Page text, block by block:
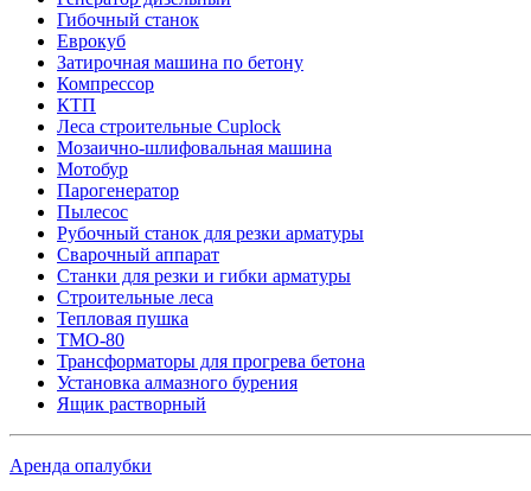
Гибочный станок
Еврокуб
Затирочная машина по бетону
Компрессор
КТП
Леса строительные Cuplock
Мозаично-шлифовальная машина
Мотобур
Парогенератор
Пылесос
Рубочный станок для резки арматуры
Сварочный аппарат
Станки для резки и гибки арматуры
Строительные леса
Тепловая пушка
ТМО-80
Трансформаторы для прогрева бетона
Установка алмазного бурения
Ящик растворный
Аренда опалубки